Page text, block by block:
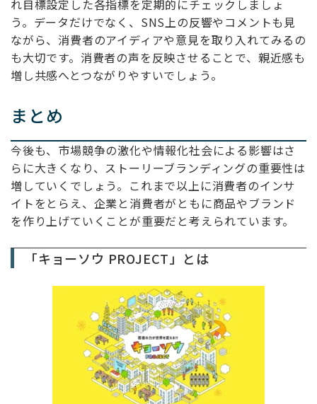
れ目標設定した各指標を定期的にチェックしましょ
う。データだけでなく、SNS上の反響やコメントも見
ながら、消費者のアイディアや意見を取り入れてみるの
も大切です。消費者の声を反映させることで、親近感も
増し共感へとつながりやすいでしょう。
まとめ
今後も、市場競争の激化や情報化社会による影響はさ
らに大きくなり、ストーリーブランディングの重要性は
増していくでしょう。これまで以上に消費者のインサ
イトをとらえ、企業と消費者がともに商品やブランド
を作り上げていくことが重要だと考えられています。
「キョーソウ PROJECT」とは